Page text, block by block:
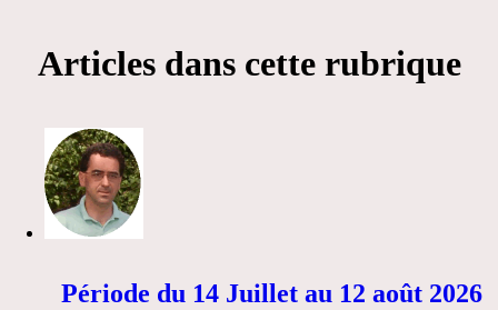
Articles dans cette rubrique
Période du 14 Juillet au 12 août 2026